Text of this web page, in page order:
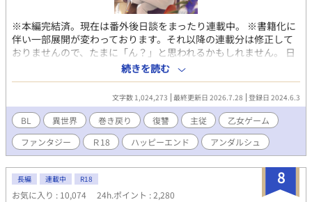
が断罪されたときには悔し涙にぬれた。 なんとかジルベスターを
救おうとすべてのルートを試し、ゲームをやり込みまくった。 で
も何をしてもジルベスターは断罪された。 ボクはこの世界で大声
で叫ぶ。 ボクのお義兄様はカッコよくて優しい最高のお義兄様な
んだからっ！ ゲームの世界ならいざしらず、このボクがついてる
からには断罪なんてさせないっ！ 最高に可愛いハイスぺモブ令息
に転生したボクは、可愛さと前世の知識を武器にお義兄さまを守
りますっ！ ※表紙その他のイラストはAIにて作成致しておりま
す。（文字指定のみで作成しております） ⭐︎⭐︎⭐︎ ご拝読頂きありが
とうございます！ コメント、エール、いいねお待ちしております
♡ 「もう我慢なんてしません！家族からうとまれていた俺は、家
を出て冒険者になります！」書籍発売中！ 連載続いておりますの
で、そちらもぜひ♡
※本編完結済。現在は番外後日談をまったり連載中。 ※書籍化に
伴い一部展開が変わっております。それ以降の連載分は修正して
おりませんので、たまに「ん？」と思われるかもしれません。 日
本人男性だった『俺』は、目覚めたら赤い髪の美少年になってい
た。 記憶を辿り、どうやらこれは乙女ゲームのキャラクターの子
供時代だと気付く。 それも、自分が仕事で製作に関わっていたゲ
ームの、個人的な不憫ランキングナンバー１に輝いていた悪役令
息オルフェオ・ロッソだ。 しかしこの悪役、本当に悪だったの
か？ なんか違わない？ 巻き戻って明らかになる真実に『俺』
は激怒する。 表に出なかった裏設定の記憶を駆使し、ヒロインと
元凶から何もかもを奪うべく、生まれ変わったオルフェオの脱・
悪役計画が始まった。
続きを読む
文字数 1,024,273 最終更新日 2026.7.28 登録日 2024.6.3
BL 異世界 巻き戻り 復讐 主従
乙女ゲーム
ファンタジー
Ｒ18 ハッピーエンド アンダルシュ
8
長編 連載中 R18
お気に入り : 10,074 24h.ポイント : 2,280